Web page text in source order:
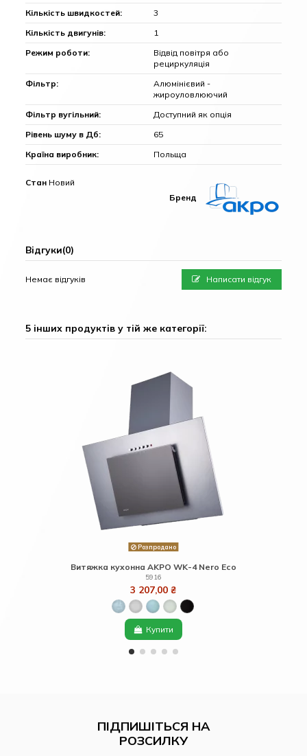
Кількість швидкостей:
3
Кількість двигунів:
1
Режим роботи:
Відвід повітря або
рециркуляція
Фільтр:
Алюмінієвий -
жироуловлюючий
Фільтр вугільний:
Доступний як опція
Рівень шуму в Дб:
65
Країна виробник:
Польща
Бренд
Стан Новий
Відгуки(0)
Немає відгуків Написати відгук
5 інших продуктів у тій же категорії:
Розпродано
Витяжка кухонна AKPO WK-4 Nero Eco
5916
3 207,00 ₴
Купити
ПІДПИШІТЬСЯ НА
РОЗСИЛКУ